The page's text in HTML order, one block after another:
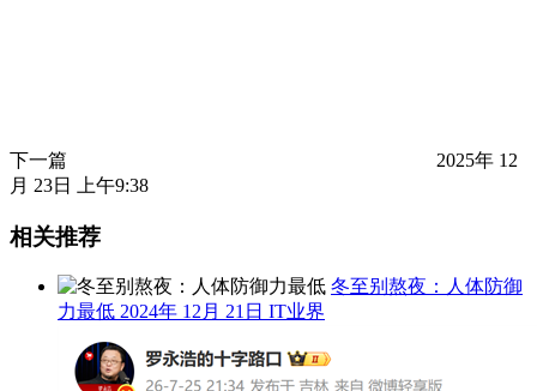
下一篇
2025年 12
月 23日 上午9:38
相关推荐
冬至别熬夜：人体防御
力最低 2024年 12月 21日 IT业界